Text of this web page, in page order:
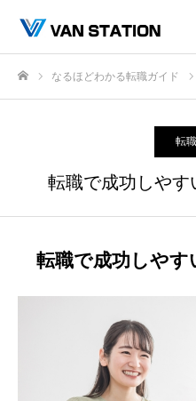
なるほどわかる転職ガイド
転
転職で成功しやす
転職で成功しやす